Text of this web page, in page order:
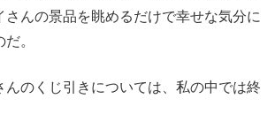
さんの景品を眺めるだけで幸せな気分に
。
んのくじ引きについては、私の中では終